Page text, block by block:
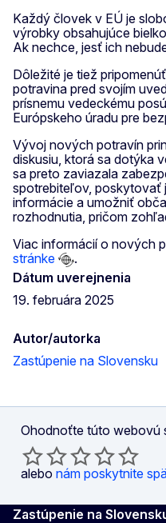
Každý človek v EÚ je
výrobky obsahujúce
Ak nechce, jesť ich
Dôležité je tiež
potravina pred svojím
prísnemu vedeckému
Európskeho úradu pre
Vývoj nových potravín
diskusiu, ktorá sa dotýka
sa preto zaviazala
spotrebiteľov, poskytovať
informácie a umožniť
rozhodnutia, pričom
Viac informácií o nových
stránke
.
Dátum uverejnenia
19. februára 2025
Autor/autorka
Zastúpenie na Slovensku
Ohodnoťte túto webovú
alebo nám poskytnite
Zastúpenie na